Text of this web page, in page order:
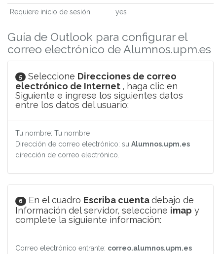
Requiere inicio de sesión yes
Guía de Outlook para configurar el
correo electrónico de Alumnos.upm.es
5 Seleccione Direcciones de correo
electrónico de Internet , haga clic en
Siguiente e ingrese los siguientes datos
entre los datos del usuario:
Tu nombre: Tu nombre
Dirección de correo electrónico: su Alumnos.upm.es
dirección de correo electrónico.
6 En el cuadro Escriba cuentadebajo de
Información del servidor, seleccione imap y
complete la siguiente información:
Correo electrónico entrante: correo.alumnos.upm.es